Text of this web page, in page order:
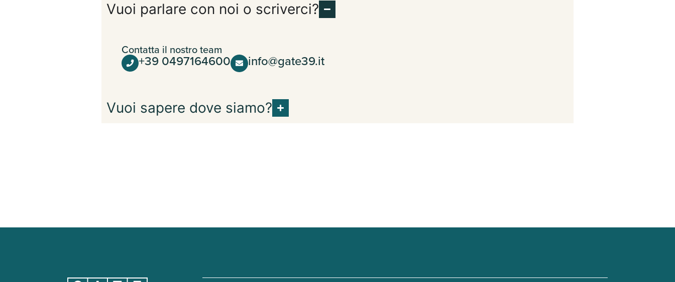
Vuoi parlare con noi o scriverci?
Contatta il nostro team
+39 0497164600 info@gate39.it
Vuoi sapere dove siamo?